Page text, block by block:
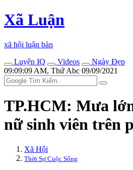
Xã Luận
xã hội luận bàn
Luyện IQ
Videos
Ngày Đẹp
09:09:09 AM, Thứ Abc 09/09/2021
TP.HCM: Mưa
nữ sinh viên trên
Xã Hội
Thời Sự Cuộc Sống